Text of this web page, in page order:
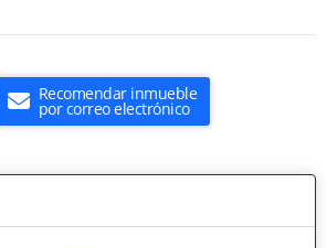
Recomendar inmueble
por correo electrónico